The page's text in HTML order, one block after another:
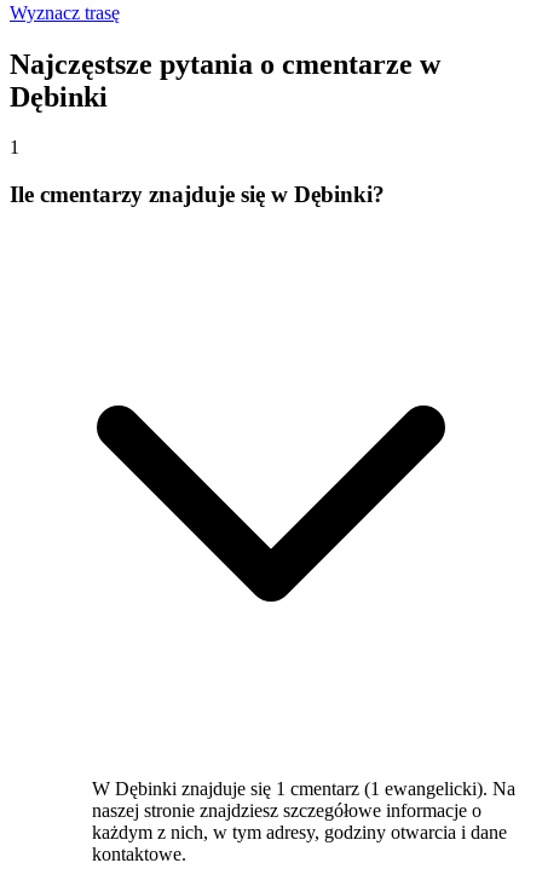
Wyznacz trasę
Najczęstsze pytania o cmentarze w
Dębinki
1
Ile cmentarzy znajduje się w Dębinki?
W Dębinki znajduje się 1 cmentarz (1 ewangelicki). Na
naszej stronie znajdziesz szczegółowe informacje o
każdym z nich, w tym adresy, godziny otwarcia i dane
kontaktowe.